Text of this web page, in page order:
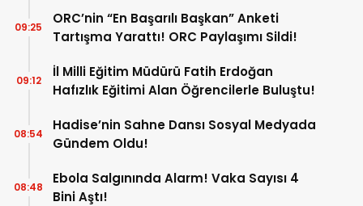
ORC’nin “En Başarılı Başkan” Anketi
Tartışma Yarattı! ORC Paylaşımı Sildi!
09:25
İl Milli Eğitim Müdürü Fatih Erdoğan
Hafızlık Eğitimi Alan Öğrencilerle Buluştu!
09:12
Hadise’nin Sahne Dansı Sosyal Medyada
Gündem Oldu!
08:54
Ebola Salgınında Alarm! Vaka Sayısı 4
Bini Aştı!
08:48